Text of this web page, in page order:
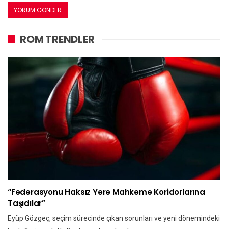
ROM TRENDLER
“Federasyonu Haksız Yere Mahkeme Koridorlarına
Taşıdılar”
Eyüp Gözgeç, seçim sürecinde çıkan sorunları ve yeni dönemindeki